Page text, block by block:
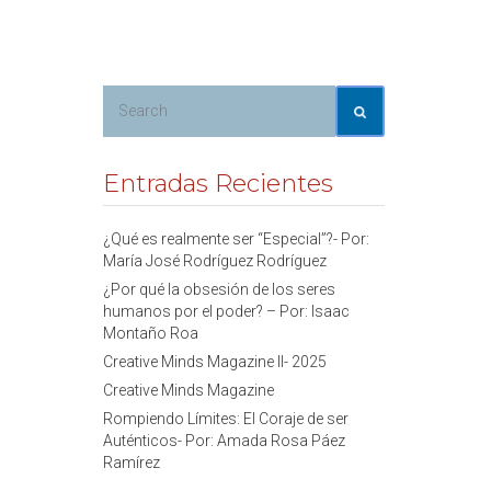
Entradas Recientes
¿Qué es realmente ser “Especial”?- Por:
María José Rodríguez Rodríguez
¿Por qué la obsesión de los seres
humanos por el poder? – Por: Isaac
Montaño Roa
Creative Minds Magazine II- 2025
Creative Minds Magazine
Rompiendo Límites: El Coraje de ser
Auténticos- Por: Amada Rosa Páez
Ramírez